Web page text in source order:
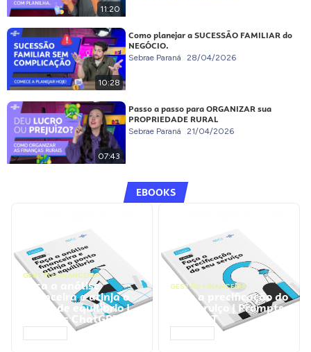
11:20
10:28
Como planejar a SUCESSÃO FAMILIAR do
NEGÓCIO.
Sebrae Paraná 28/04/2026
07:43
Passo a passo para ORGANIZAR sua
PROPRIEDADE RURAL
Sebrae Paraná 21/04/2026
EBOOKS
GESTÃO FINANCEIRA
Faça a análise
financeira e atinja o
ponto de equilíbrio |
Prompts ChatGPT
GESTÃO FINANCEIRA
Faça a precificação do
seu serviço | Prompts
ChatGPT